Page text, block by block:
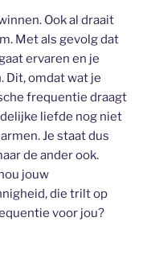
Ook al draait
Met als gevolg dat
ervaren en je
Dit, omdat wat je
frequentie draagt
liefde nog niet
Je staat dus
de ander ook.
jouw
die trilt op
voor jou?